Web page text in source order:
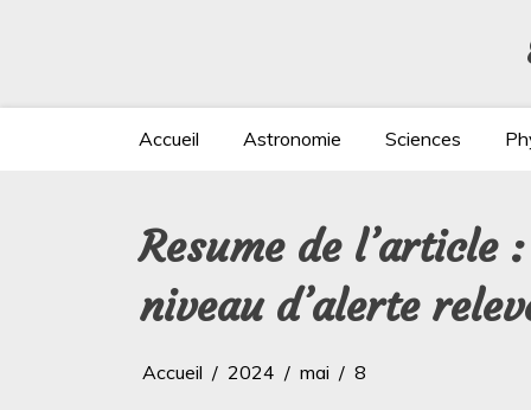
Accueil Astronomie Sciences
Resume de l’article
niveau d’alerte
Accueil 2024 mai 8